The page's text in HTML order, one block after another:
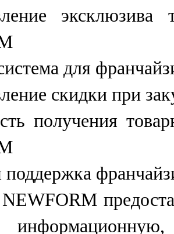
для
скидки при
получения
поддержка